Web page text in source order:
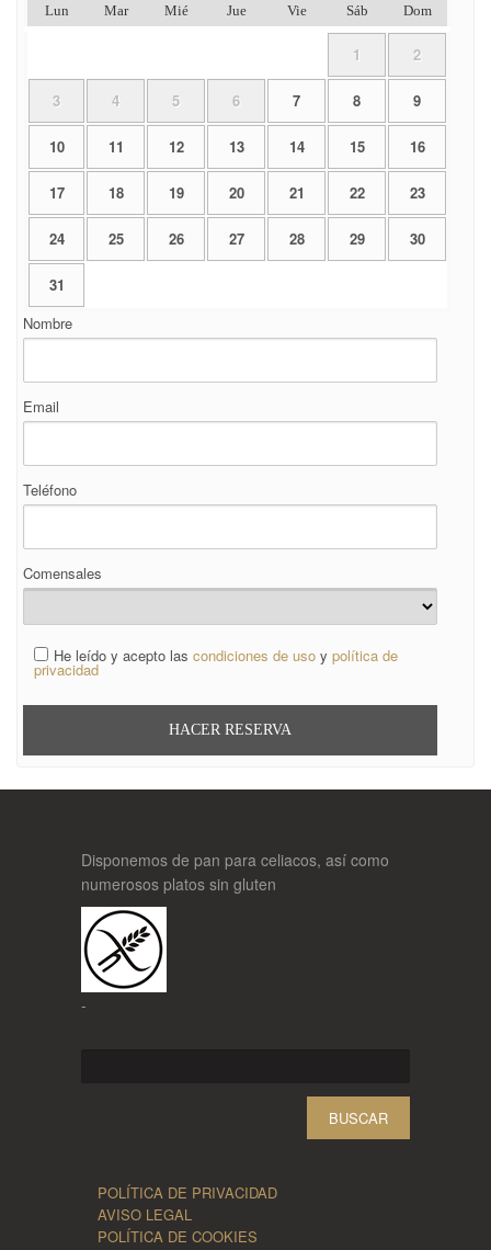
Lun Mar Mié Jue Vie Sáb Dom
1 2
3 4 5 6 7 8 9
10 11 12 13 14 15 16
17 18 19 20 21 22 23
24 25 26 27 28 29 30
31
Nombre
Email
Teléfono
Comensales
He leído y acepto las condiciones de uso y política de
privacidad
Disponemos de pan para celiacos, así como
numerosos platos sin gluten
-
POLÍTICA DE PRIVACIDAD
AVISO LEGAL
POLÍTICA DE COOKIES